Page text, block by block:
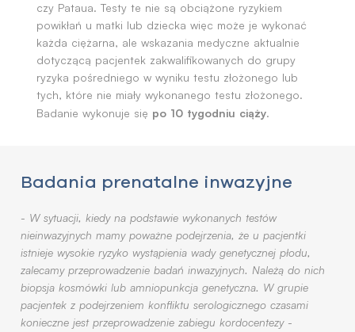
czy Pataua. Testy te nie są obciążone ryzykiem
powikłań u matki lub dziecka więc może je wykonać
każda ciężarna, ale wskazania medyczne aktualnie
dotyczącą pacjentek zakwalifikowanych do grupy
ryzyka pośredniego w wyniku testu złożonego lub
tych, które nie miały wykonanego testu złożonego.
Badanie wykonuje się po 10 tygodniu ciąży.
Badania prenatalne inwazyjne
- W sytuacji, kiedy na podstawie wykonanych testów
nieinwazyjnych mamy poważne podejrzenia, że u pacjentki
istnieje wysokie ryzyko wystąpienia wady genetycznej płodu,
zalecamy przeprowadzenie badań inwazyjnych. Należą do nich
biopsja kosmówki lub amniopunkcja genetyczna. W grupie
pacjentek z podejrzeniem konfliktu serologicznego czasami
konieczne jest przeprowadzenie zabiegu kordocentezy-